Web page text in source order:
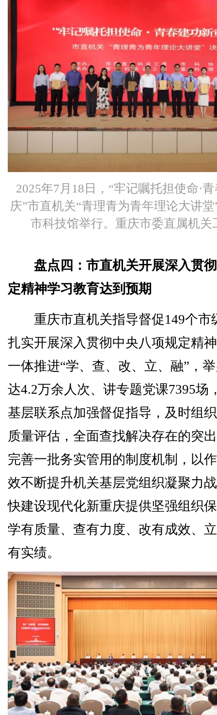
2025年7月18日，“牢记嘱托担使命·
庆”市直机关“青理青为青年理论大讲
市科技馆举行。重庆市委直属机关
盘点四：市直机关开展深入贯
定精神学习教育达到预期
重庆市直机关指导督促149个市
扎实开展深入贯彻中央八项规定精
一体推进“学、查、改、立、融”，
达4.2万余人次、讲专题党课7395场
基层联系点加强督促指导，及时组
质量评估，全面查找解决存在的突
完善一批务实管用的制度机制，以
效不断提升机关基层党组织凝聚力
快建设现代化新重庆提供坚强组织
学有质量、查有力度、改有成效、
有实绩。